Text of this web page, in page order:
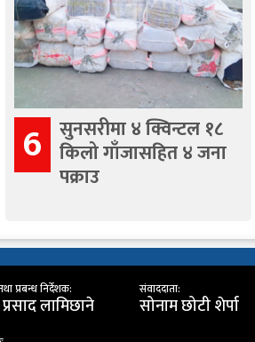
6 सुनसरीमा ४ क्विन्टल १८
किलो गाँजासहित ४ जना
पक्राउ
प्रबन्ध निर्देशक:
लामिछाने
संवाददाता:
सोनाम छोटी शेर्पा